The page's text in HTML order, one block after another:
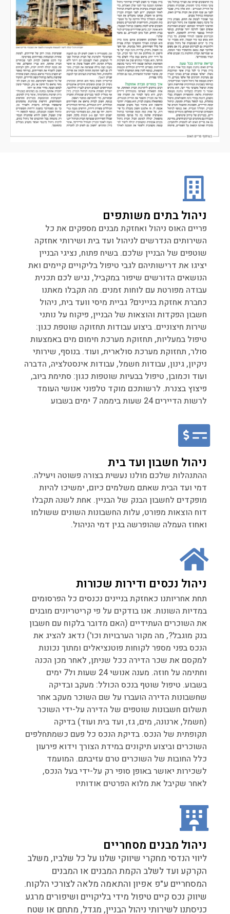
ניהול בתים משותפים
פריים האוס ניהול ואחזקת מבנים מספקים את כל
השירותים הנדרשים לניהול ועד בית ושירותי אחזקה
שוטפים של הבניין שלכם. בשיח פתוח, נציגי הבניין
יציגו את דרישותיהם לגבי טיפול בליקויים קיימים ואת
הנושאים הדורשים שיפור במקביל, נגיש לכם תכנית
עבודה מפורטת עם לוחות זמנים. מה תקבלו מאתנו
כחברת אחזקת בניינים? גביית מיסי וועד בית, ניהול
חשבון הפקדות והוצאות של הבניין, פיקוח על נותני
שירות חיצוניים. ביצוע עבודות תחזוקה שוטפת כגון:
טיפול במעליות, תחזוקת מערכת חימום מים באמצעות
סולר, תחזוקת מערכת סולארית, ועוד. בנוסף, שירותי
ניקיון, גינון, עבודות חשמל, עבודות אינסטלציה, הדברה
ועוד וכמובן, טיפול בבעיות שוטפות כגון: סתימת ביוב,
פיצוץ בצנרת. לרשותכם מוקד טלפוני אנושי העומד
לרשות הדיירים 24 שעות ביממה 7 ימים בשבוע
ניהול חשבון ועד בית
ההתנהלות שלכם מולנו נעשית בצורה פשוטה ויעילה.
דמי ועד הבית שאתם משלמים כיום, ימשיכו להיות
מופקדים לחשבון הבנק של הבניין. אחת לשנה תקבלו
דוח הוצאות מפורט, עלות החשבונות השונים ששולמו
ואחוז העמלה שהופרשה בגין דמי הניהול.
ניהול נכסים ודירות שכורות
תחת אחריותנו כאחזקת בניינים נכנסים כל הפרסומים
במדיות השונות. אנו בודקים על פי קריטריונים מובנים
את השוכרים העתידיים (האם מדובר בלקוח עם חשבון
בנק מוגבל?, מה מקור הערבויות וכו') נדאג להציג את
הנכס בפני מספר לקוחות פוטנציאלים ומתוך נכונות
למקסם את שכר הדירה ככל שניתן, לאחר מכן הכנה
וחתימה על חוזה. מענה אנושי 24 שעות ול7 ימים
בשבוע. טיפול שוטף בנכס הכולל: מעקב ובדיקה
שחשבונות הדירה הועברו על שם השוכר מעקב אחר
תשלום חשבונות שוטפים של הדירה על-ידי השוכר
(חשמל, ארנונה, מים, גז, ועד בית ועוד) בדיקה
תקופתית של הנכס. בדיקת הנכס כל פעם כשמתחלפים
השוכרים וביצוע תיקונים במידת הצורך וידוא פירעון
כלל החובות של השוכרים טרם עזיבתם. המועמד
לשכירות יאושר באופן סופי רק על-ידי בעל הנכס,
לאחר שקיבל את מלוא הפרטים אודותיו
ניהול מבנים מסחריים
ליווי הנדסי מחקרי שיווקי שלנו על כל שלביו, משלב
הקרקע ועד לשלב הקמת המבנים או המבנים
המסחריים ע"פ אפיון והתאמה מלאה לצורכי הלקוח.
שיווק נכס קיים טיפול מידי בליקויים ושיפורים מרגע
כניסתנו לשירותי ניהול הבניין, מגדל, מתחם או שטח